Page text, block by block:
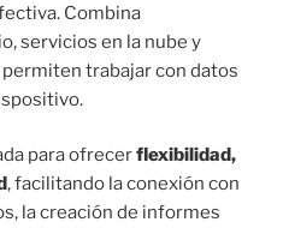
Combina
servicios en la nube y
trabajar con datos
para ofrecerflexibilidad,
, facilitando la conexión con
la creación de informes